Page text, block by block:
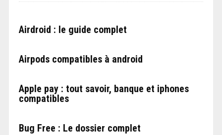
Airdroid : le guide complet
Airpods compatibles à android
Apple pay : tout savoir, banque et iphones
compatibles
Bug Free : Le dossier complet